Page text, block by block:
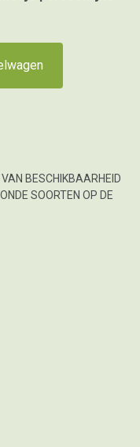
BESCHIKBAARHEID
SOORTEN OP DE